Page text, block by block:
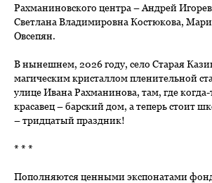
Рахманиновского центра – Андрей
Светлана Владимировна Костюкова,
Овсепян.
В нынешнем, 2026 году, село Старая
магическим кристаллом пленительной
улице Ивана Рахманинова, там, где
красавец – барский дом, а теперь стоит
– тридцатый праздник!
* * *
Пополняются ценными экспонатами